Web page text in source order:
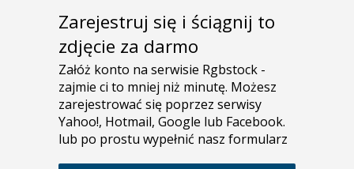
Zarejestruj się i ściągnij to
zdjęcie za darmo